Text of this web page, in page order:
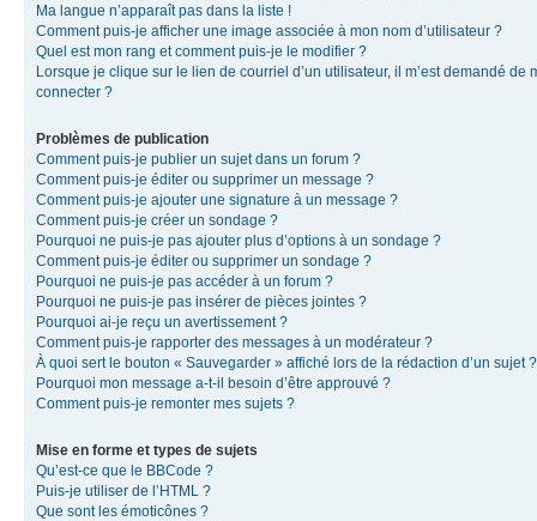
Ma langue n’apparaît pas dans la liste !
Comment puis-je afficher une image associée à mon nom d’utilisateur ?
Quel est mon rang et comment puis-je le modifier ?
Lorsque je clique sur le lien de courriel d’un utilisateur, il m’est demandé de
connecter ?
Problèmes de publication
Comment puis-je publier un sujet dans un forum ?
Comment puis-je éditer ou supprimer un message ?
Comment puis-je ajouter une signature à un message ?
Comment puis-je créer un sondage ?
Pourquoi ne puis-je pas ajouter plus d’options à un sondage ?
Comment puis-je éditer ou supprimer un sondage ?
Pourquoi ne puis-je pas accéder à un forum ?
Pourquoi ne puis-je pas insérer de pièces jointes ?
Pourquoi ai-je reçu un avertissement ?
Comment puis-je rapporter des messages à un modérateur ?
À quoi sert le bouton « Sauvegarder » affiché lors de la rédaction d’un sujet ?
Pourquoi mon message a-t-il besoin d’être approuvé ?
Comment puis-je remonter mes sujets ?
Mise en forme et types de sujets
Qu’est-ce que le BBCode ?
Puis-je utiliser de l’HTML ?
Que sont les émoticônes ?